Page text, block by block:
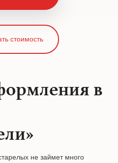
стоимость
в
не займет много